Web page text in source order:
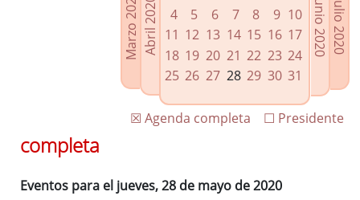
Enlaces relacionados
Agenda de Presidencia
Plenos provinciales y Juntas de gobierno
Oficina de Proyectos Europeos
Marzo 2020Abril 2020
4
5 6 7 8 9 10
11 12 13 14 15 16 17
18 19 20 21 22 23 24
25 26 27 28 29 30 31
Julio 2020
Junio 2020
☐ Presidente
☒ Agenda completa
completa
Eventos para el jueves, 28 de mayo de 2020